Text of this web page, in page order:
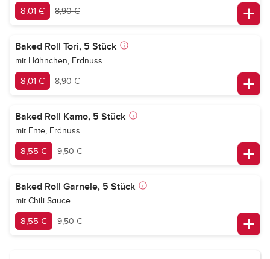
8,01 € 8,90 €
Baked Roll Tori, 5 Stück
mit Hähnchen, Erdnuss
8,01 € 8,90 €
Baked Roll Kamo, 5 Stück
mit Ente, Erdnuss
8,55 € 9,50 €
Baked Roll Garnele, 5 Stück
mit Chili Sauce
8,55 € 9,50 €